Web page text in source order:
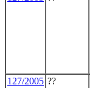
127/2005 ??